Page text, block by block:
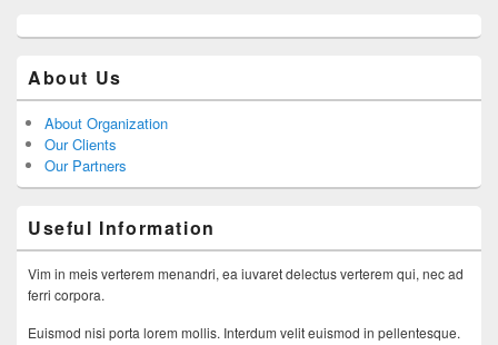
About Us
About Organization
Our Clients
Our Partners
Useful Information
Vim in meis verterem menandri, ea iuvaret delectus verterem qui, nec ad
ferri corpora.
Euismod nisi porta lorem mollis. Interdum velit euismod in pellentesque.